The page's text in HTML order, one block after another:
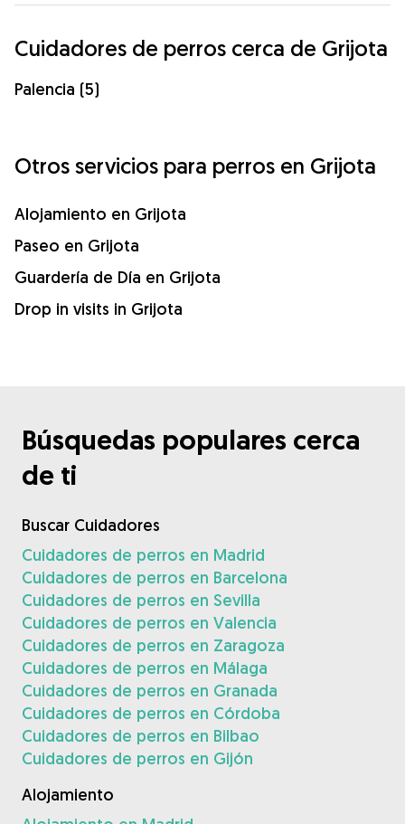
Cuidadores de perros cerca de Grijota
Palencia (5)
Otros servicios para perros en Grijota
Alojamiento en Grijota
Paseo en Grijota
Guardería de Día en Grijota
Drop in visits in Grijota
Búsquedas populares cerca
de ti
Buscar Cuidadores
Cuidadores de perros en Madrid
Cuidadores de perros en Barcelona
Cuidadores de perros en Sevilla
Cuidadores de perros en Valencia
Cuidadores de perros en Zaragoza
Cuidadores de perros en Málaga
Cuidadores de perros en Granada
Cuidadores de perros en Córdoba
Cuidadores de perros en Bilbao
Cuidadores de perros en Gijón
Alojamiento